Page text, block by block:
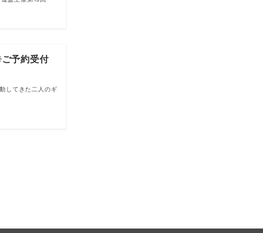
予約受付
してきた二人のギ